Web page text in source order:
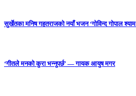
सुर्खेतका मनिष गहतराजको नयाँ भजन ‘गोविन्द गोपाल
‘गीतले मनको कुरा भन्नुपर्छ’ — गायक आयुष मगर